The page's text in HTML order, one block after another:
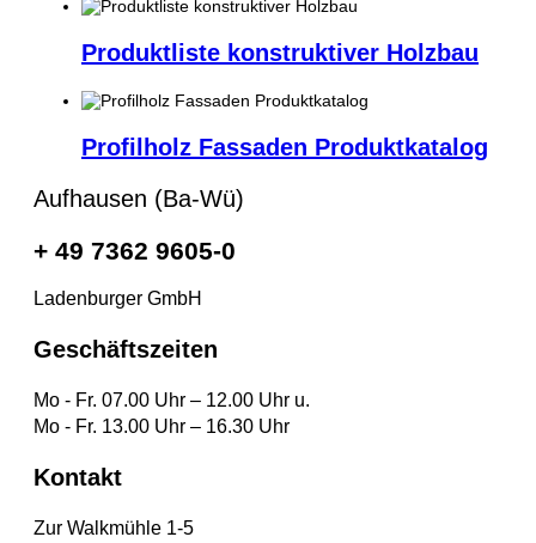
Produktliste konstruktiver Holzbau
Profilholz Fassaden Produktkatalog
Aufhausen (Ba-Wü)
+ 49 7362 9605-0
Ladenburger GmbH
Geschäftszeiten
Mo - Fr. 07.00 Uhr – 12.00 Uhr u.
Mo - Fr. 13.00 Uhr – 16.30 Uhr
Kontakt
Zur Walkmühle 1-5